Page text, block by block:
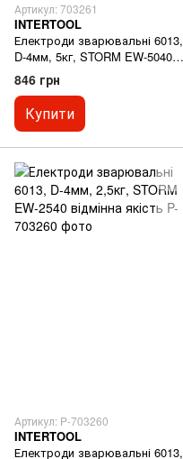
Артикул: 703261
INTERTOOL
Електроди зварювальні 6013,
D-4мм, 5кг, STORM EW-5040
відмінна якість
846 грн
Купити
Артикул: P-703260
INTERTOOL
Електроди зварювальні 6013,